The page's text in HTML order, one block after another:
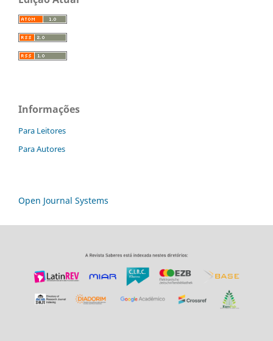
Informações
Para Leitores
Para Autores
Open Journal Systems